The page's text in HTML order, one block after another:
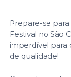
Prepare-se
Festival no São
imperdível para
de qualidade!